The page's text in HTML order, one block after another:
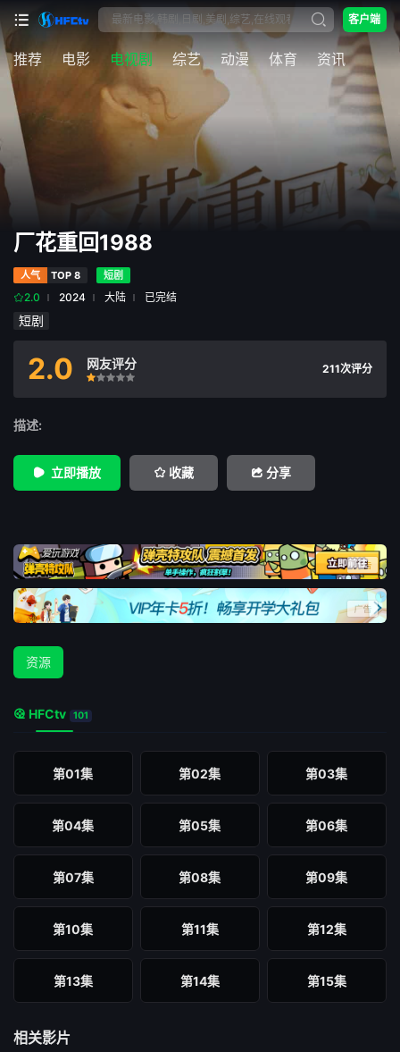
客户端
推荐 电影 电视剧 综艺 动漫 体育 资讯
厂花重回1988
人气 TOP 8 短剧
2.0 2024 大陆 已完结
短剧
2.0
网友评分
很差较差还行
推荐
力荐
211次评分
描述:
立即播放 收藏 分享
资源
HFCtv 101
第01集 第02集 第03集
第04集 第05集 第06集
第07集 第08集 第09集
第10集 第11集 第12集
第13集 第14集 第15集
第16集
相关影片